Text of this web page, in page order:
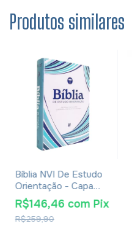
Produtos similares
Bíblia NVI De Estudo
Orientação - Capa
Luxo Blue Waves
R$259,90
R$146,46 com Pix